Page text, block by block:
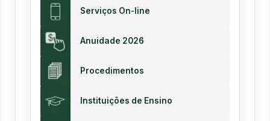
Serviços On-line
Anuidade 2026
Procedimentos
Instituições de Ensino